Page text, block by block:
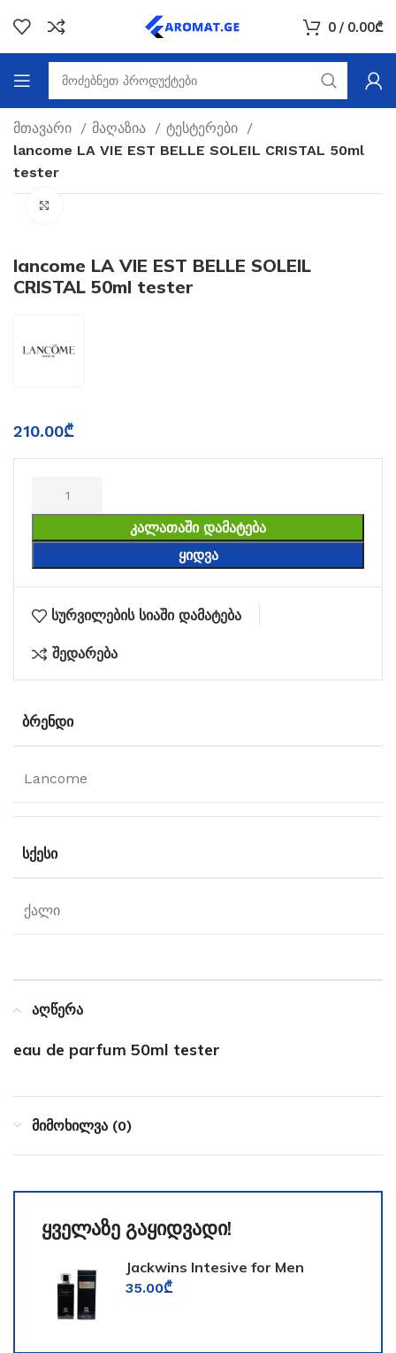
0 / 0.00₾
მთავარი მაღაზია
ტესტერები
lancome LA VIE EST BELLE SOLEIL CRISTAL 50ml
tester
lancome LA VIE EST BELLE SOLEIL
CRISTAL 50ml tester
210.00₾
ᲙᲐᲚᲐᲗᲐᲨᲘ ᲓᲐᲛᲐᲢᲔᲑᲐ
ᲧᲘᲓᲕᲐ
სურვილების სიაში დამატება
შედარება
ᲑᲠᲔᲜᲓᲘ
Lancome
ᲡᲥᲔᲡᲘ
ქალი
აღწერა
eau de parfum 50ml tester
მიმოხილვა (0)
ყველაზე გაყიდვადი!
Jackwins Intesive for Men
35.00₾